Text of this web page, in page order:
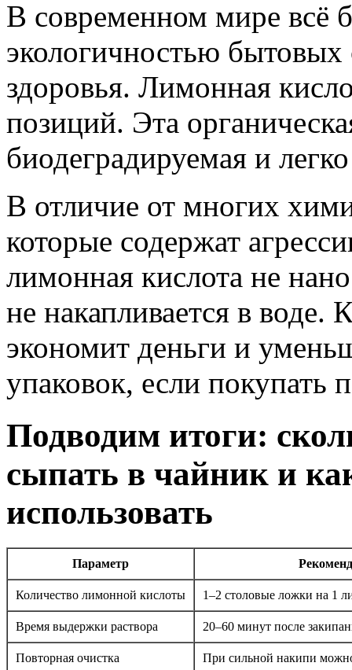
В современном мире всё
экологичностью бытовых
здоровья. Лимонная
позиций. Эта
биодеградируемая и
В отличие от многих
которые содержат
лимонная кислота не
не накапливается в воде.
экономит деньги и
упаковок, если покупать
Подводим итоги:
сыпать в чайник и
использовать
Параметр
Количество лимонной кислоты 1–2 столовые ложки на 1
Время выдержки раствора 20–60 минут после
Повторная очистка При сильной накипи